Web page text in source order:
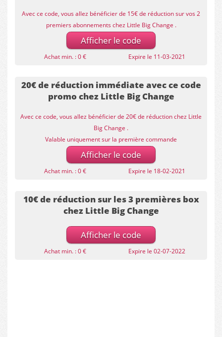
Avec ce code, vous allez bénéficier de 15€ de réduction sur vos 2
premiers abonnements chez Little Big Change .
Afficher le code
Achat min. : 0 € Expire le 11-03-2021
20€ de réduction immédiate avec ce code
promo chez Little Big Change
Avec ce code, vous allez bénéficier de 20€ de réduction chez Little
Big Change .
Valable uniquement sur la première commande
Afficher le code
Achat min. : 0 € Expire le 18-02-2021
10€ de réduction sur les 3 premières box
chez Little Big Change
Afficher le code
Achat min. : 0 € Expire le 02-07-2022